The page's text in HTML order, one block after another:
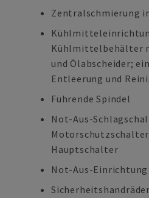
Zentralschmierung
Kühlmittelbehälter
und Ölabscheider;
Entleerung und
Führende Spindel
Not-Aus-
Hauptschalter
Not-Aus-